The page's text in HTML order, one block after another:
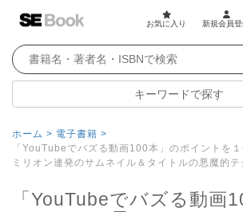
お気に入り 新規会員
キーワードで探す
ホーム > 電子書籍 >
「YouTubeでバズる動画100本」のポイントを１
ミリオン連発のサムネイル＆タイトルの悪魔的テ
「YouTubeでバズる動画